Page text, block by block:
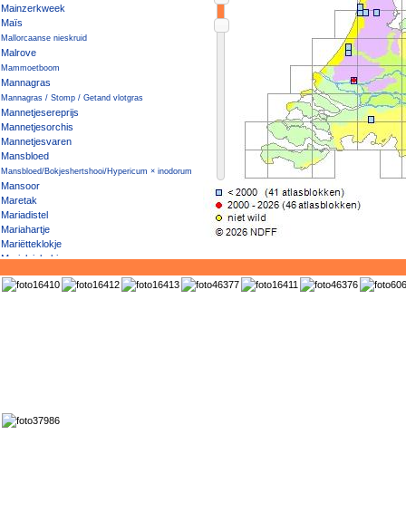
Mainzerkweek
Maïs
Mallorcaanse nieskruid
Malrove
Mammoetboom
Mannagras
Mannagras / Stomp / Getand vlotgras
Mannetjesereprijs
Mannetjesorchis
Mannetjesvaren
Mansbloed
Mansbloed/Bokjeshertshooi/Hypericum × inodorum
Mansoor
Maretak
Mariadistel
Mariahartje
Mariëtteklokje
Marjoleinbekje
Marrokkaanse margriet
Matte haarbraam
Melganzenvoet